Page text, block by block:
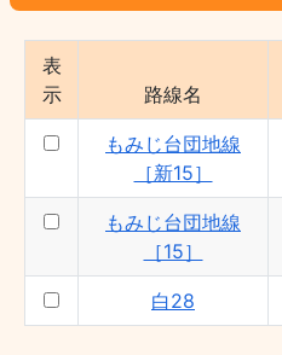
表
示
路線名
もみじ台団地線
［新15］
もみじ台団地線
［15］
白28